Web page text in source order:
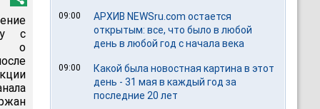
с
о
09:00
АРХИВ NEWSru.com остается
открытым: все, что было в любой
день в любой год с начала века
09:00
Какой была новостная картина в этот
день - 31 мая в каждый год за
последние 20 лет